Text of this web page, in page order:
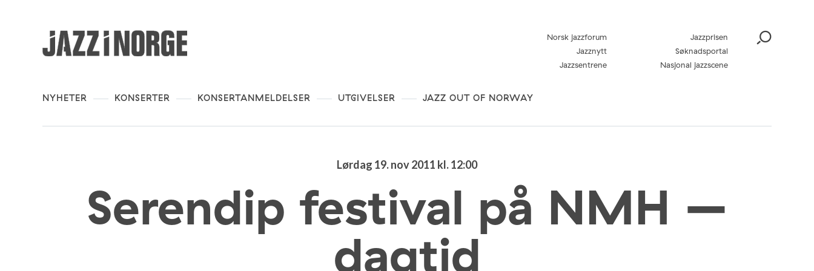
NYHETER KONSERTER KONSERTANMELDELSER UTGIVELSER JAZZ OUT OF NORWAY
Norsk jazzforum
Jazzprisen
Jazznytt
Søknadsportal
Jazzsentrene
Nasjonal jazzscene
Lørdag 19. nov 2011 kl. 12:00
Serendip festival på NMH –
dagtid